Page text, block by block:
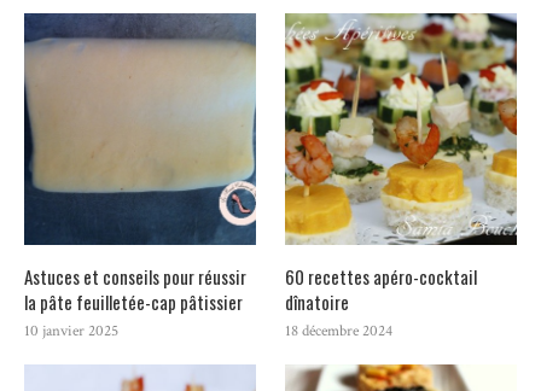
Astuces et conseils pour réussir
la pâte feuilletée-cap pâtissier
10 janvier 2025
60 recettes apéro-cocktail
dînatoire
18 décembre 2024